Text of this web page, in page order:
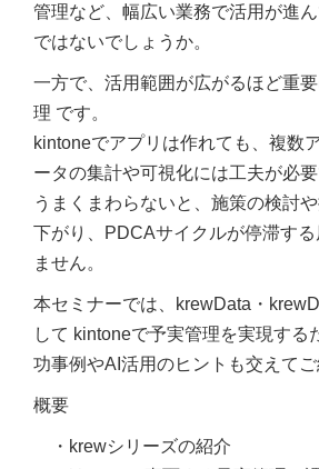
管理など、幅広い業務で活用が進
ではないでしょうか。
一方で、活用範囲が広がるほど重
理 です。
kintoneでアプリは作れても、複数
ータの集計や可視化には工夫が必
うまくまわらないと、施策の検討
下がり、PDCAサイクルが停滞す
ません。
本セミナーでは、krewData・
して kintoneで予実管理を実現する
功事例やAI活用のヒントも交えてご
概要
・krewシリーズの紹介